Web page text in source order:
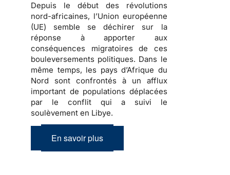
Depuis le début des révolutions
nord-africaines, l’Union européenne
(UE) semble se déchirer sur la
réponse à apporter aux
conséquences migratoires de ces
bouleversements politiques. Dans le
même temps, les pays d’Afrique du
Nord sont confrontés à un afflux
important de populations déplacées
par le conflit qui a suivi le
soulèvement en Libye.
En savoir plus